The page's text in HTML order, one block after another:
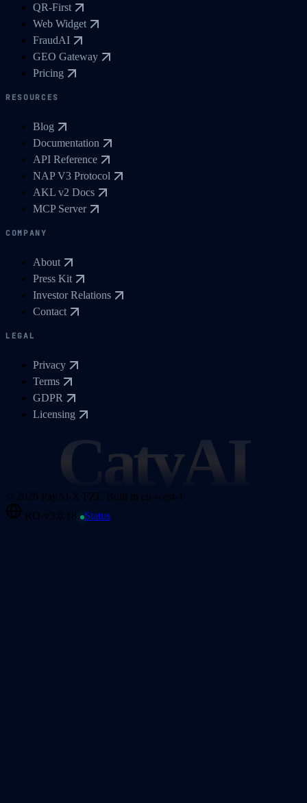
QR-First
Web Widget
FraudAI
GEO Gateway
Pricing
RESOURCES
Blog
Documentation
API Reference
NAP V3 Protocol
AKL v2 Docs
MCP Server
COMPANY
About
Press Kit
Investor Relations
Contact
LEGAL
Privacy
Terms
GDPR
Licensing
CatyAI
© 2026 PayAi-X FZE· Built in eu-west-1
RO·v3.0.18· Status